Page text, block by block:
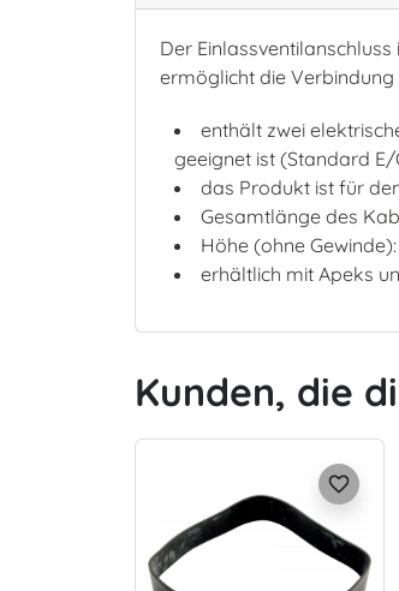
Der
ermöglicht die
enthält zwei
geeignet ist (Standard
das Produkt ist für
Gesamtlänge des
Höhe (ohne
erhältlich mit Apeks
Kunden, die
favorite_border